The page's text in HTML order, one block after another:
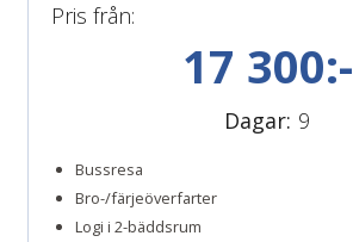
Pris från:
17 300:-
Dagar: 9
Bussresa
Bro-/färjeöverfarter
Logi i 2-bäddsrum